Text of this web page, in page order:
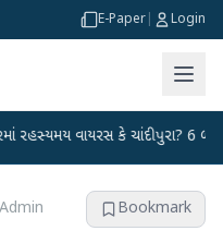
E-Paper Login
કે ચાંદીપુરા? 6 બાળકોના
Bookmark